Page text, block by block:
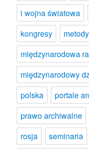
i wojna światowa
kongresy
międzynarodowa
międzynarodowy
polska
portale
prawo archiwalne
rosja
seminaria